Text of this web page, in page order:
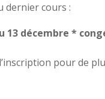
dernier cours :
13 décembre *
pour de